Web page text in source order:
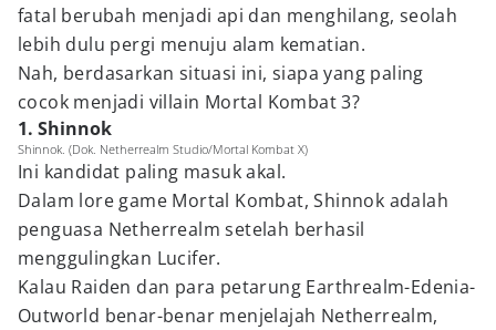
fatal berubah menjadi api dan menghilang, seolah
lebih dulu pergi menuju alam kematian.
Nah, berdasarkan situasi ini, siapa yang paling
cocok menjadi villain Mortal Kombat 3?
1. Shinnok
Shinnok. (Dok. Netherrealm Studio/Mortal Kombat X)
Ini kandidat paling masuk akal.
Dalam lore game Mortal Kombat, Shinnok adalah
penguasa Netherrealm setelah berhasil
menggulingkan Lucifer.
Kalau Raiden dan para petarung Earthrealm-Edenia-
Outworld benar-benar menjelajah Netherrealm,